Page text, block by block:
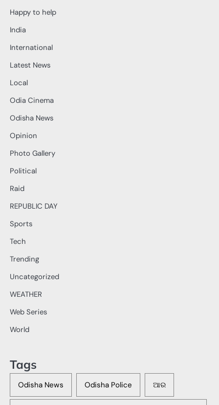
Happy to help
India
International
Latest News
Local
Odia Cinema
Odisha News
Opinion
Photo Gallery
Political
Raid
REPUBLIC DAY
Sports
Tech
Trending
Uncategorized
WEATHER
Web Series
World
Tags
Odisha News Odisha Police ଆର